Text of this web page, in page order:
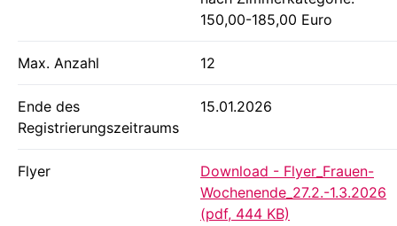
150,00-185,00 Euro
Max. Anzahl 12
Ende des
Registrierungszeitraums
15.01.2026
Flyer
Download - Flyer_Frauen-
Wochenende_27.2.-1.3.2026
(pdf, 444 KB)